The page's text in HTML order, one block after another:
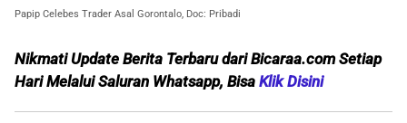
Papip Celebes Trader Asal Gorontalo, Doc: Pribadi
Nikmati Update Berita Terbaru dari Bicaraa.com Setiap
Hari Melalui Saluran Whatsapp, Bisa Klik Disini